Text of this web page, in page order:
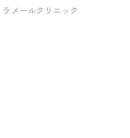
メールクリニック